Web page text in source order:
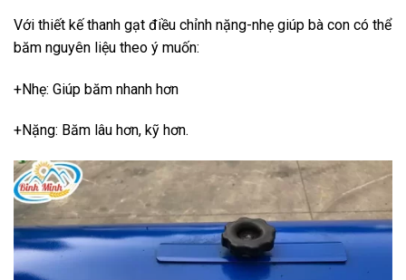
Với thiết kế thanh gạt điều chỉnh nặng-nhẹ giúp bà con có thể
băm nguyên liệu theo ý muốn:
+Nhẹ: Giúp băm nhanh hơn
+Nặng: Băm lâu hơn, kỹ hơn.